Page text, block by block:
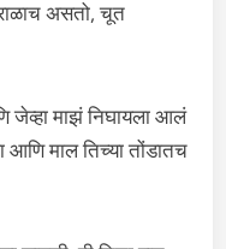
असतो, चूत
जेव्हा माझं निघायला आलं
आणि माल तिच्या तोंडातच